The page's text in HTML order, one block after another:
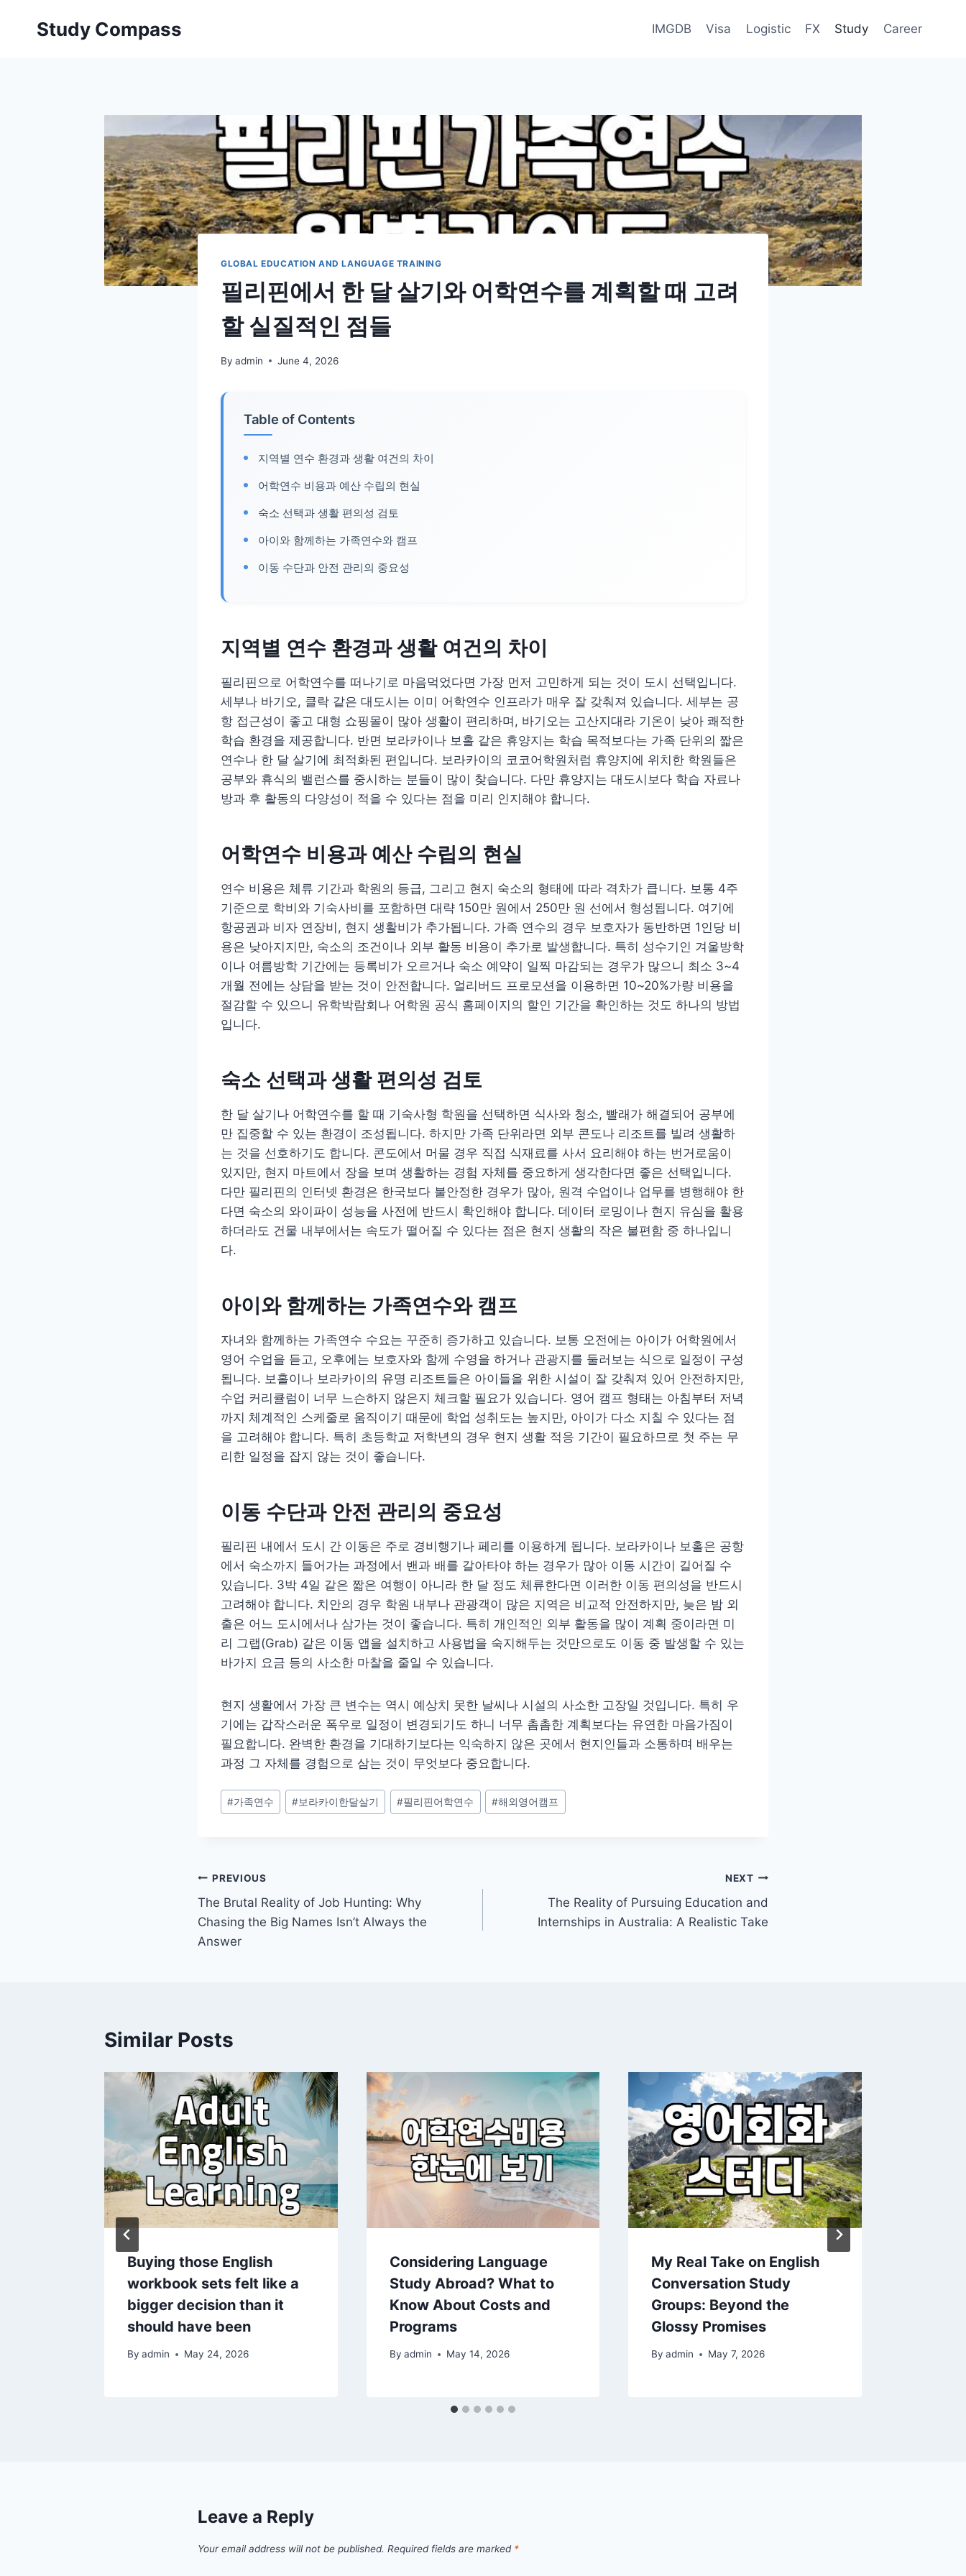
Study Compass IMGDB Visa Logistic FX Study Career
GLOBAL EDUCATION AND LANGUAGE TRAINING
필리핀에서 한 달 살기와 어학연수를 계획할 때 고려
할 실질적인 점들
By admin June 4, 2026
Table of Contents
지역별 연수 환경과 생활 여건의 차이
어학연수 비용과 예산 수립의 현실
숙소 선택과 생활 편의성 검토
아이와 함께하는 가족연수와 캠프
이동 수단과 안전 관리의 중요성
지역별 연수 환경과 생활 여건의 차이
필리핀으로 어학연수를 떠나기로 마음먹었다면 가장 먼저 고민하게 되는 것이 도시 선택입니다.
세부나 바기오, 클락 같은 대도시는 이미 어학연수 인프라가 매우 잘 갖춰져 있습니다. 세부는 공
항 접근성이 좋고 대형 쇼핑몰이 많아 생활이 편리하며, 바기오는 고산지대라 기온이 낮아 쾌적한
학습 환경을 제공합니다. 반면 보라카이나 보홀 같은 휴양지는 학습 목적보다는 가족 단위의 짧은
연수나 한 달 살기에 최적화된 편입니다. 보라카이의 코코어학원처럼 휴양지에 위치한 학원들은
공부와 휴식의 밸런스를 중시하는 분들이 많이 찾습니다. 다만 휴양지는 대도시보다 학습 자료나
방과 후 활동의 다양성이 적을 수 있다는 점을 미리 인지해야 합니다.
어학연수 비용과 예산 수립의 현실
연수 비용은 체류 기간과 학원의 등급, 그리고 현지 숙소의 형태에 따라 격차가 큽니다. 보통 4주
기준으로 학비와 기숙사비를 포함하면 대략 150만 원에서 250만 원 선에서 형성됩니다. 여기에
항공권과 비자 연장비, 현지 생활비가 추가됩니다. 가족 연수의 경우 보호자가 동반하면 1인당 비
용은 낮아지지만, 숙소의 조건이나 외부 활동 비용이 추가로 발생합니다. 특히 성수기인 겨울방학
이나 여름방학 기간에는 등록비가 오르거나 숙소 예약이 일찍 마감되는 경우가 많으니 최소 3~4
개월 전에는 상담을 받는 것이 안전합니다. 얼리버드 프로모션을 이용하면 10~20%가량 비용을
절감할 수 있으니 유학박람회나 어학원 공식 홈페이지의 할인 기간을 확인하는 것도 하나의 방법
입니다.
숙소 선택과 생활 편의성 검토
한 달 살기나 어학연수를 할 때 기숙사형 학원을 선택하면 식사와 청소, 빨래가 해결되어 공부에
만 집중할 수 있는 환경이 조성됩니다. 하지만 가족 단위라면 외부 콘도나 리조트를 빌려 생활하
는 것을 선호하기도 합니다. 콘도에서 머물 경우 직접 식재료를 사서 요리해야 하는 번거로움이
있지만, 현지 마트에서 장을 보며 생활하는 경험 자체를 중요하게 생각한다면 좋은 선택입니다.
다만 필리핀의 인터넷 환경은 한국보다 불안정한 경우가 많아, 원격 수업이나 업무를 병행해야 한
다면 숙소의 와이파이 성능을 사전에 반드시 확인해야 합니다. 데이터 로밍이나 현지 유심을 활용
하더라도 건물 내부에서는 속도가 떨어질 수 있다는 점은 현지 생활의 작은 불편함 중 하나입니
다.
아이와 함께하는 가족연수와 캠프
자녀와 함께하는 가족연수 수요는 꾸준히 증가하고 있습니다. 보통 오전에는 아이가 어학원에서
영어 수업을 듣고, 오후에는 보호자와 함께 수영을 하거나 관광지를 둘러보는 식으로 일정이 구성
됩니다. 보홀이나 보라카이의 유명 리조트들은 아이들을 위한 시설이 잘 갖춰져 있어 안전하지만,
수업 커리큘럼이 너무 느슨하지 않은지 체크할 필요가 있습니다. 영어 캠프 형태는 아침부터 저녁
까지 체계적인 스케줄로 움직이기 때문에 학업 성취도는 높지만, 아이가 다소 지칠 수 있다는 점
을 고려해야 합니다. 특히 초등학교 저학년의 경우 현지 생활 적응 기간이 필요하므로 첫 주는 무
리한 일정을 잡지 않는 것이 좋습니다.
이동 수단과 안전 관리의 중요성
필리핀 내에서 도시 간 이동은 주로 경비행기나 페리를 이용하게 됩니다. 보라카이나 보홀은 공항
에서 숙소까지 들어가는 과정에서 밴과 배를 갈아타야 하는 경우가 많아 이동 시간이 길어질 수
있습니다. 3박 4일 같은 짧은 여행이 아니라 한 달 정도 체류한다면 이러한 이동 편의성을 반드시
고려해야 합니다. 치안의 경우 학원 내부나 관광객이 많은 지역은 비교적 안전하지만, 늦은 밤 외
출은 어느 도시에서나 삼가는 것이 좋습니다. 특히 개인적인 외부 활동을 많이 계획 중이라면 미
리 그랩(Grab) 같은 이동 앱을 설치하고 사용법을 숙지해두는 것만으로도 이동 중 발생할 수 있는
바가지 요금 등의 사소한 마찰을 줄일 수 있습니다.
현지 생활에서 가장 큰 변수는 역시 예상치 못한 날씨나 시설의 사소한 고장일 것입니다. 특히 우
기에는 갑작스러운 폭우로 일정이 변경되기도 하니 너무 촘촘한 계획보다는 유연한 마음가짐이
필요합니다. 완벽한 환경을 기대하기보다는 익숙하지 않은 곳에서 현지인들과 소통하며 배우는
과정 그 자체를 경험으로 삼는 것이 무엇보다 중요합니다.
Post
Tags:
#가족연수 #보라카이한달살기 #필리핀어학연수 #해외영어캠프
Post
navigation
PREVIOUS
The Brutal Reality of Job Hunting: Why
Chasing the Big Names Isn’t Always the
Answer
NEXT
The Reality of Pursuing Education and
Internships in Australia: A Realistic Take
Similar Posts
Buying those English
workbook sets felt like a
bigger decision than it
should have been
By admin May 24, 2026
Considering Language
Study Abroad? What to
Know About Costs and
Programs
By admin May 14, 2026
My Real Take on English
Conversation Study
Groups: Beyond the
Glossy Promises
By admin May 7, 2026
Leave a Reply
Your email address will not be published. Required fields are marked *